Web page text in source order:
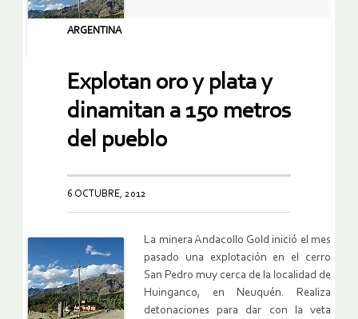
ARGENTINA
Explotan oro y plata y
dinamitan a 150 metros
del pueblo
6 OCTUBRE, 2012
La minera Andacollo Gold inició el mes
pasado una explotación en el cerro
San Pedro muy cerca de la localidad de
Huinganco, en Neuquén. Realiza
detonaciones para dar con la veta